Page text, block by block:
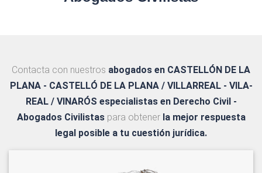
Contacta con nuestros abogados en CASTELLÓN DE LA
PLANA - CASTELLÓ DE LA PLANA / VILLARREAL - VILA-
REAL / VINARÓS especialistas en Derecho Civil -
Abogados Civilistaspara obtener la mejor respuesta
legal posible a tu cuestión jurídica.